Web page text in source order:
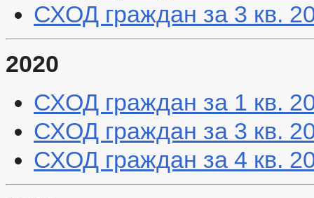
СХОД граждан за 3 кв.
2020
СХОД граждан за 1 кв.
СХОД граждан за 3 кв.
СХОД граждан за 4 кв.